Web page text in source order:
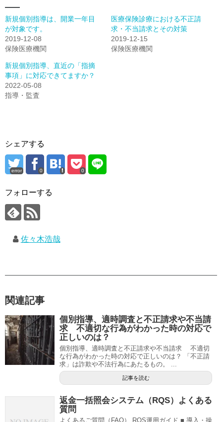
新規個別指導は、開業一年目
が対象です。
2019-12-08
保険医療機関
医療保険診療における不正請
求・不当請求とその対策
2019-12-15
保険医療機関
新規個別指導、直近の「指摘
事項」に対応できてますか？
2022-05-08
指導・監査
シェアする
error 0 0
フォローする
佐々木浩哉
関連記事
個別指導、適時調査と不正請求や不当請
求 不適切な行為がわかった時の対応で
正しいのは？
個別指導、適時調査と不正請求や不当請求 不適切
な行為がわかった時の対応で正しいのは？ 「不正請
求」は詐欺や不法行為にあたるもの。 ...
記事を読む
返金一括照会システム（RQS）よくある
質問
よくあるご質問（FAQ） RQS運用ガイド ■ 導入・操